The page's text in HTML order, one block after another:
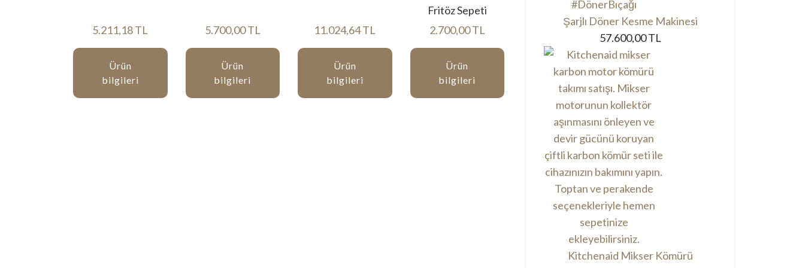
5.211,18 TL
Ürün
bilgileri
5.700,00 TL
Ürün
bilgileri
11.024,64 TL
Ürün
bilgileri
Fritöz Sepeti
2.700,00 TL
Ürün
bilgileri
Şarjlı Döner Kesme Makinesi
57.600,00 TL
Kitchenaid Mikser Kömürü